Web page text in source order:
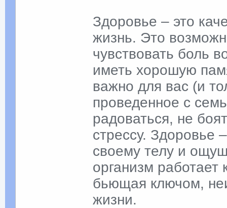
Здоровье – это
жизнь. Это
чувствовать боль
иметь хорошую
важно для вас (и
проведенное с
радоваться, не
стрессу. Здоровье
своему телу и
организм работает
бьющая ключом,
жизни.